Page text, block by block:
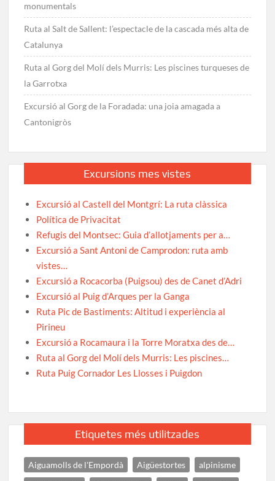
monumentals
Ruta al Salt de Sallent: l’espectacle de la cascada més alta de
Catalunya
Ruta al Gorg del Molí dels Murris: Les piscines turqueses de
la Garrotxa
Excursió al Gorg de la Foradada: una joia amagada a
Cantonigròs
Excursions mes vistes
Excursió al Castell del Montgrí: La ruta clàssica
Política de Privacitat
Refugis del Montsec: Guia d’allotjaments per a…
Excursió a Sant Antoni de Camprodon: ruta amb
vistes…
Excursió a Rocacorba (Puigsou) des de Canet d’Adri
Excursió al Puig d’Arques per la Ganga
Ruta Pic de Bastiments: Altitud i experiència al
Pirineu
Excursió a Rocamaura i la Torre Moratxa des de…
Ruta al Gorg del Molí dels Murris: Les piscines…
Ruta Puig Cornador Les Llosses i Puigdon
Etiquetes més utilitzades
Aiguamolls de l'Empordà Aigüestortes
alpinisme